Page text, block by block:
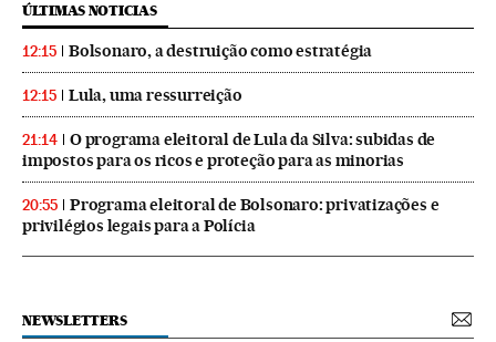
ÚLTIMAS NOTICIAS
12:15 Bolsonaro, a destruição como estratégia
12:15 Lula, uma ressurreição
21:14
O programa eleitoral de Lula da Silva: subidas de
impostos para os ricos e proteção para as minorias
20:55
Programa eleitoral de Bolsonaro: privatizações e
privilégios legais para a Polícia
NEWSLETTERS